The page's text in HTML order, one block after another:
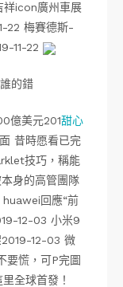
祥icon廣州車展
22 梅賽德斯-
11-22
的錯
億美元201甜心
昔時愿看已完
技巧，稱能
身的高管團隊
回應“前
12-03 小米9
2019-12-03 微
要慌，可P完圖
全球首發！